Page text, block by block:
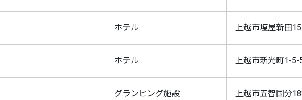
ホテル 上越市塩屋新田
ホテル 上越市新光町1-5-
グランピング施設 上越市五智国分